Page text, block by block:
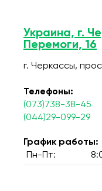
Украина, г.
Перемоги, 16
г. Черкассы,
Телефоны:
(073)738-38-45
(044)29-099-29
График работы:
Пн-Пт: